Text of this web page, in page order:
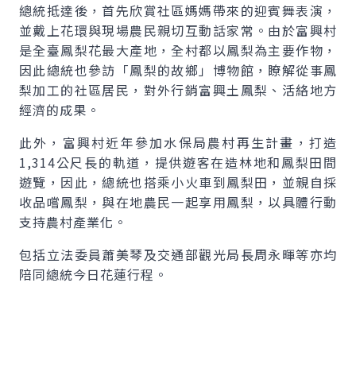
總統抵達後，首先欣賞社區媽媽帶來的迎賓舞表演，
並戴上花環與現場農民親切互動話家常。由於富興村
是全臺鳳梨花最大產地，全村都以鳳梨為主要作物，
因此總統也參訪「鳳梨的故鄉」博物館，瞭解從事鳳
梨加工的社區居民，對外行銷富興土鳳梨、活絡地方
經濟的成果。
此外，富興村近年參加水保局農村再生計畫，打造
1,314公尺長的軌道，提供遊客在造林地和鳳梨田間
遊覽，因此，總統也搭乘小火車到鳳梨田，並親自採
收品嚐鳳梨，與在地農民一起享用鳳梨，以具體行動
支持農村產業化。
包括立法委員蕭美琴及交通部觀光局長周永暉等亦均
陪同總統今日花蓮行程。